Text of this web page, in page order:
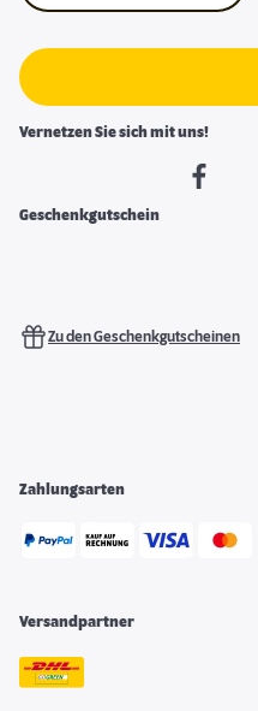
Vernetzen Sie sich mit uns!
Geschenkgutschein
Zu den Geschenkgutscheinen
Zahlungsarten
Versandpartner